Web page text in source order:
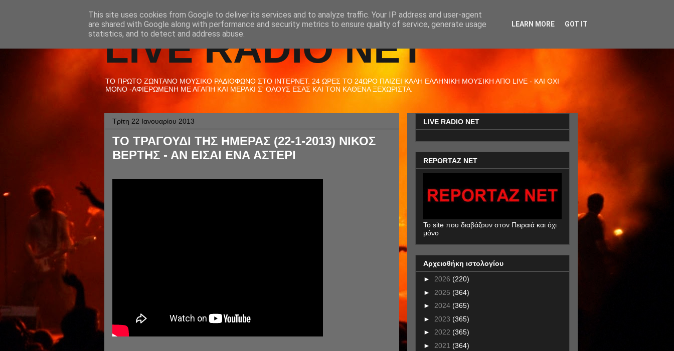
LIVE RADIO NET
ΤΟ ΠΡΩΤΟ ΖΩΝΤΑΝΟ ΜΟΥΣΙΚΟ ΡΑΔΙΟΦΩΝΟ ΣΤΟ ΙΝΤΕΡΝΕΤ. 24 ΩΡΕΣ ΤΟ 24ΩΡΟ ΠΑΙΖΕΙ ΚΑΛΗ ΕΛΛΗΝΙΚΗ ΜΟΥΣΙΚΗ ΑΠΟ LIVE - ΚΑΙ ΟΧΙ
ΜΟΝΟ -ΑΦΙΕΡΩΜΕΝΗ ΜΕ ΑΓΑΠΗ ΚΑΙ ΜΕΡΑΚΙ Σ' ΟΛΟΥΣ ΕΣΑΣ ΚΑΙ ΤΟΝ ΚΑΘΕΝΑ ΞΕΧΩΡΙΣΤΑ.
Τρίτη 22 Ιανουαρίου 2013
ΤΟ ΤΡΑΓΟΥΔΙ ΤΗΣ ΗΜΕΡΑΣ (22-1-2013) ΝΙΚΟΣ
ΒΕΡΤΗΣ - ΑΝ ΕΙΣΑΙ ΕΝΑ ΑΣΤΕΡΙ
LIVE RADIO NET
REPORTAZ NET
To site που διαβάζουν στον Πειραιά και όχι
μόνο
Αρχειοθήκη ιστολογίου
► 2026 (220)
► 2025 (364)
► 2024 (365)
► 2023 (365)
► 2022 (365)
► 2021 (364)
This site uses cookies from Google to deliver its services and to analyze traffic. Your IP address and user-agent
are shared with Google along with performance and security metrics to ensure quality of service, generate usage
statistics, and to detect and address abuse.
LEARN MORE GOT IT